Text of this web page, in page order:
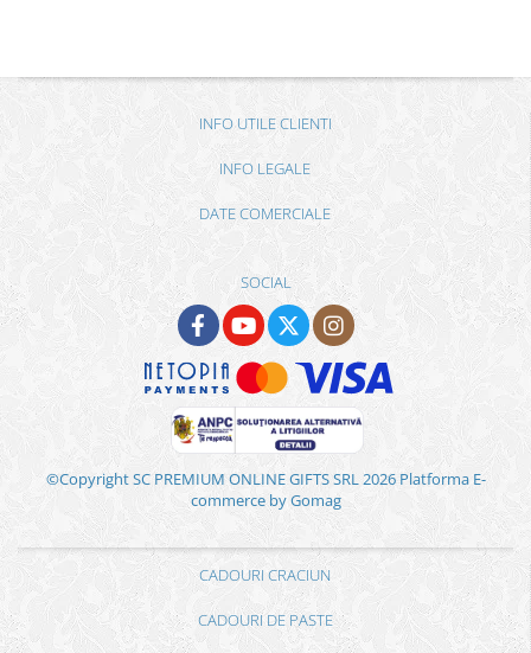
INFO UTILE CLIENTI
INFO LEGALE
DATE COMERCIALE
SOCIAL
©Copyright SC PREMIUM ONLINE GIFTS SRL 2026 Platforma E-
commerce by Gomag
CADOURI CRACIUN
CADOURI DE PASTE